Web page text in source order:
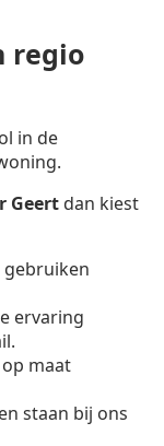
regio
in de
Geert dan kiest
gebruiken
ervaring
maat
staan bij ons